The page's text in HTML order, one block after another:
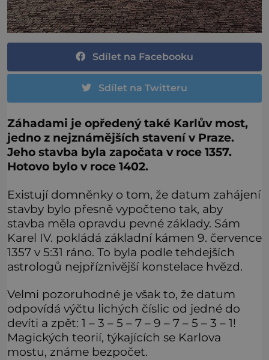
Sdílet na Facebooku
Sdílet na Twitteru
Záhadami je opředený také Karlův most,
jedno z nejznámějších stavení v Praze.
Jeho stavba byla započata v roce 1357.
Hotovo bylo v roce 1402.
Existují domněnky o tom, že datum zahájení
stavby bylo přesně vypočteno tak, aby
stavba měla opravdu pevné základy. Sám
Karel IV. pokládá základní kámen 9. července
1357 v 5:31 ráno. To byla podle tehdejších
astrologů nejpříznivější konstelace hvězd.
Velmi pozoruhodné je však to, že datum
odpovídá výčtu lichých číslic od jedné do
devíti a zpět: 1 – 3 – 5 – 7 – 9 – 7 – 5 – 3 – 1!
Magických teorií, týkajících se Karlova
mostu, známe bezpočet.